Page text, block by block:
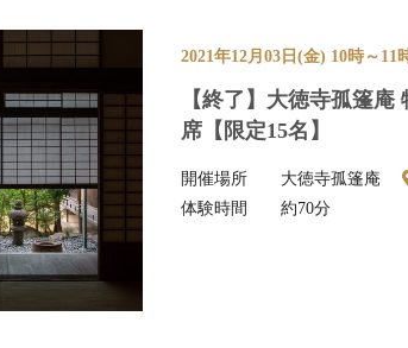
2021年12月03日(金) 10時～11
【終了】大徳寺孤篷
席【限定15名】
開催場所 大徳寺孤篷庵
体験時間
約70分